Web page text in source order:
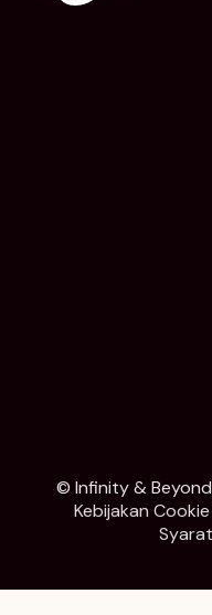
© Infinity &
Kebijakan Cookie